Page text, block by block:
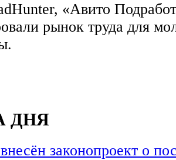
«Авито
рынок труда для
ДНЯ